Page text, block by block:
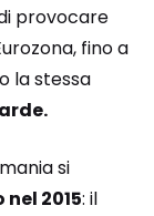
provocare
fino a
la stessa
si
2015: il